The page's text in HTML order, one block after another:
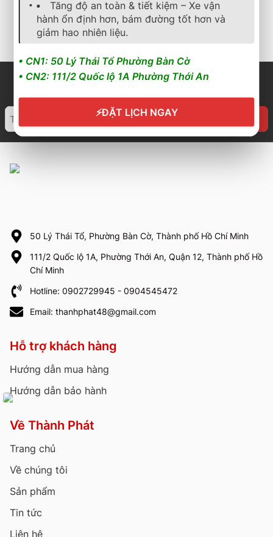
Cần nhận báo giá mới
nhất? Nhấn vào đây để
trao đổi ngay
Cần nhận báo giá mới
Tăng độ an toàn & tiết kiệm – Xe vận
hành ổn định hơn, bám đường tốt hơn và
giảm hao nhiên liệu.
• CN1: 50 Lý Thái Tổ Phường Bàn Cờ
• CN2: 111/2 Quốc lộ 1A Phường Thới An
⚡ĐẶT LỊCH NGAY
50 Lý Thái Tổ, Phường Bàn Cờ, Thành phố Hồ Chí Minh
111/2 Quốc lộ 1A, Phường Thới An, Quận 12, Thành phố Hồ
Chí Minh
Hotline: 0902729945 - 0904545472
Email: thanhphat48@gmail.com
Hỗ trợ khách hàng
Hướng dẫn mua hàng
Hướng dẫn bảo hành
Về Thành Phát
Trang chủ
Về chúng tôi
Sản phẩm
Tin tức
Liên hệ